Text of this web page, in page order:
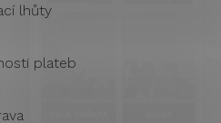
lhůty
plateb